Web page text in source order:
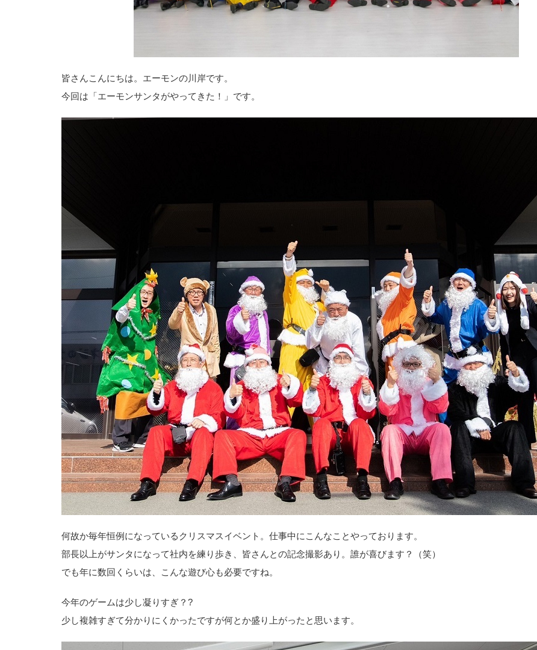
皆さんこんにちは。エーモンの川岸です。
今回は「エーモンサンタがやってきた！」です。
何故か毎年恒例になっているクリスマスイベント。仕事中にこんなことやっております。
部長以上がサンタになって社内を練り歩き、皆さんとの記念撮影あり。誰が喜びます？（笑）
でも年に数回くらいは、こんな遊び心も必要ですね。
今年のゲームは少し凝りすぎ？?
少し複雑すぎて分かりにくかったですが何とか盛り上がったと思います。